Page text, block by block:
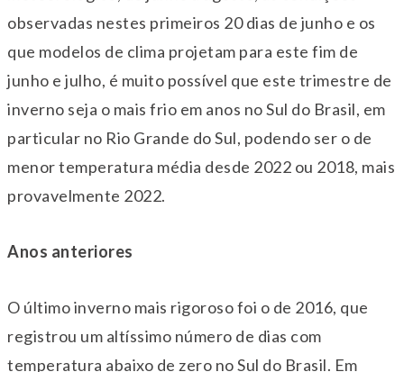
observadas nestes primeiros 20 dias de junho e os
que modelos de clima projetam para este fim de
junho e julho, é muito possível que este trimestre de
inverno seja o mais frio em anos no Sul do Brasil, em
particular no Rio Grande do Sul, podendo ser o de
menor temperatura média desde 2022 ou 2018, mais
provavelmente 2022.
Anos anteriores
O último inverno mais rigoroso foi o de 2016, que
registrou um altíssimo número de dias com
temperatura abaixo de zero no Sul do Brasil. Em